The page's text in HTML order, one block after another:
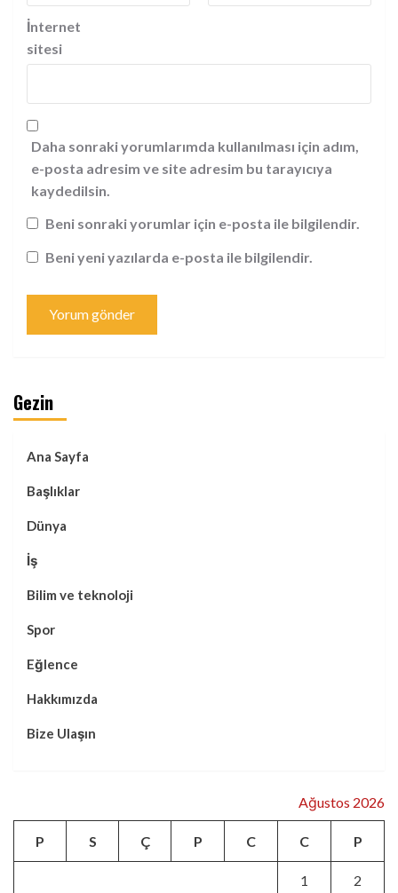
İnternet
sitesi
Daha sonraki yorumlarımda kullanılması için adım,
e-posta adresim ve site adresim bu tarayıcıya
kaydedilsin.
Beni sonraki yorumlar için e-posta ile bilgilendir.
Beni yeni yazılarda e-posta ile bilgilendir.
Gezin
Ana Sayfa
Başlıklar
Dünya
İş
Bilim ve teknoloji
Spor
Eğlence
Hakkımızda
Bize Ulaşın
Ağustos 2026
P S Ç P C C P
1 2